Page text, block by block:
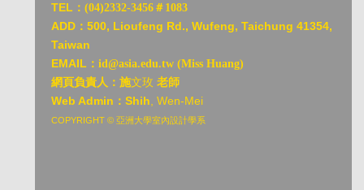
TEL： (04)2332-3456＃1083
ADD： 500, Lioufeng Rd., Wufeng, Taichung 41354,
Taiwan
EMAIL： id@asia.edu.tw (Miss Huang)
網頁負責人：施文玫 老師
Web Admin：Shih , Wen-Mei
COPYRIGHT © 亞洲大學室內設計學系